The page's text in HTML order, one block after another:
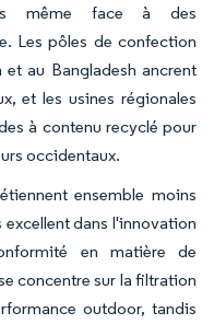
même face à des
Les pôles de confection
au Bangladesh ancrent
et les usines régionales
à contenu recyclé pour
occidentaux.
ensemble moins
dans l'innovation
en matière de
concentre sur la filtration
outdoor, tandis